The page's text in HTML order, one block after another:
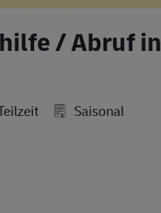
/ Abruf in
Saisonal